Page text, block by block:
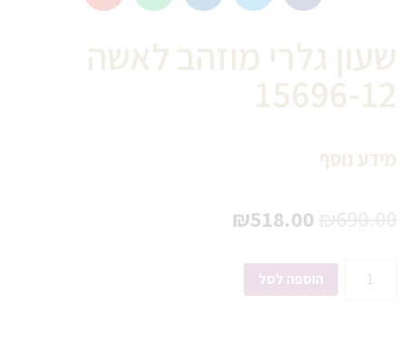
שעון גלרי מוזהב לאשה
15696-12
מידע נוסף
₪518.00
הוספה לסל